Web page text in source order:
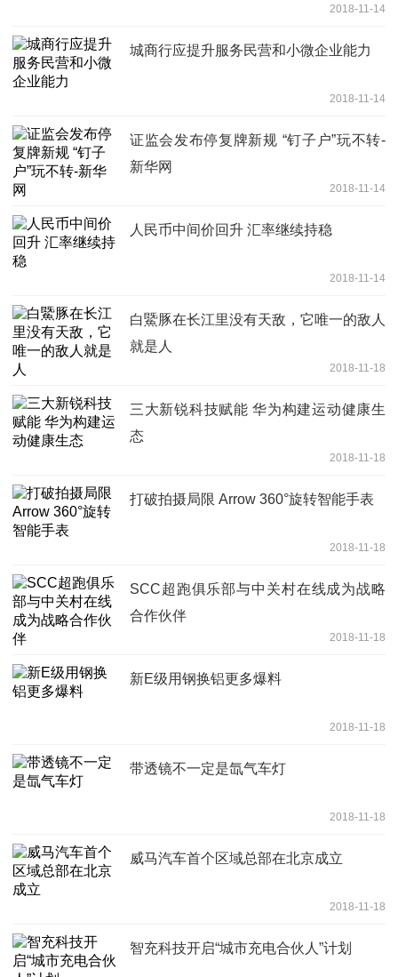
2018-11-14
城商行应提升服务民营和小微企业能力
2018-11-14
证监会发布停复牌新规 “钉子户”玩不转-
新华网
2018-11-14
人民币中间价回升 汇率继续持稳
2018-11-14
白鱀豚在长江里没有天敌，它唯一的敌人
就是人
2018-11-18
三大新锐科技赋能 华为构建运动健康生
态
2018-11-18
打破拍摄局限 Arrow 360°旋转智能手表
2018-11-18
SCC超跑俱乐部与中关村在线成为战略
合作伙伴
2018-11-18
新E级用钢换铝更多爆料
2018-11-18
带透镜不一定是氙气车灯
2018-11-18
威马汽车首个区域总部在北京成立
2018-11-18
智充科技开启“城市充电合伙人”计划